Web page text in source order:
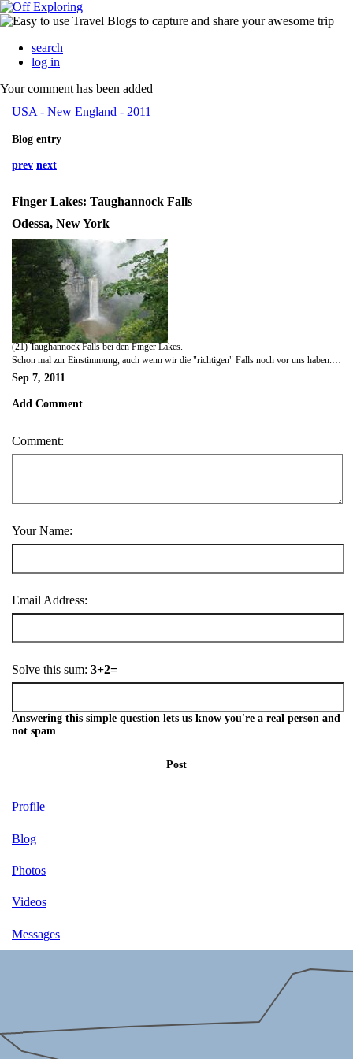
search
log in
Your comment has been added
USA - New England - 2011
Blog entry
prev next
Finger Lakes: Taughannock Falls
Odessa, New York
(21) Taughannock Falls bei den Finger Lakes.
Schon mal zur Einstimmung, auch wenn wir die "richtigen" Falls noch vor uns haben. Aber ich mag es ja klein und beschaulich und dieser ist ganz umsonst und ohne Warteschlange.
Sep 7, 2011
Add Comment
Comment:
Your Name:
Email Address:
Solve this sum: 3+2=
Answering this simple question lets us know you're a real person and
not spam
Post
Profile
Blog
Photos
Videos
Messages